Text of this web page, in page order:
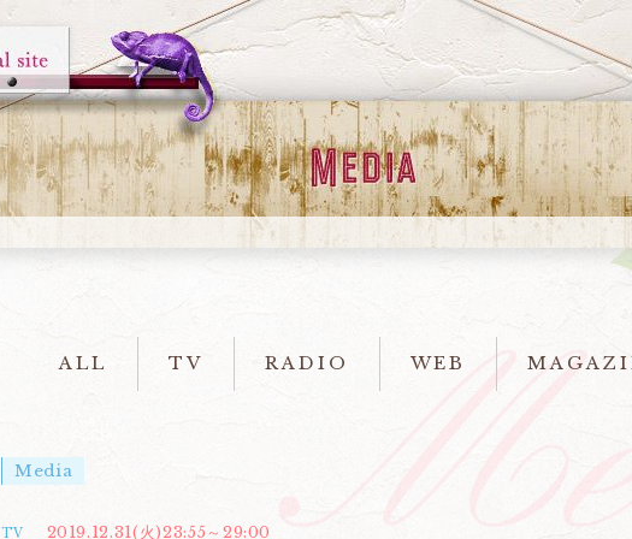
ALL TV RADIO WEB
Media
TV 2019.12.31(火)23:55～29:00